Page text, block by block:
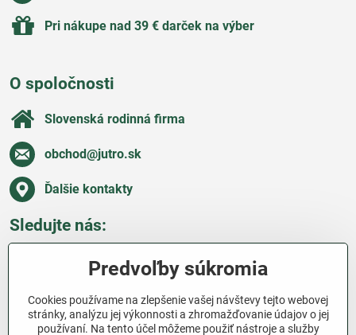
Pri nákupe nad 39 € darček na výber
O spoločnosti
Slovenská rodinná firma
obchod​@jutro​.sk
Ďalšie kontakty
Sledujte nás:
Všetko o nákupe
Predvoľby súkromia
Cookies používame na zlepšenie vašej návštevy tejto webovej
stránky, analýzu jej výkonnosti a zhromažďovanie údajov o jej
používaní. Na tento účel môžeme použiť nástroje a služby